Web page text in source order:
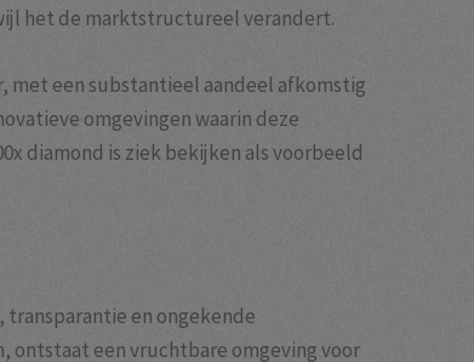
het de marktstructureel verandert.
met een substantieel aandeel afkomstig
omgevingen waarin deze
diamond is ziek bekijken als voorbeeld
en ongekende
ontstaat een vruchtbare omgeving voor